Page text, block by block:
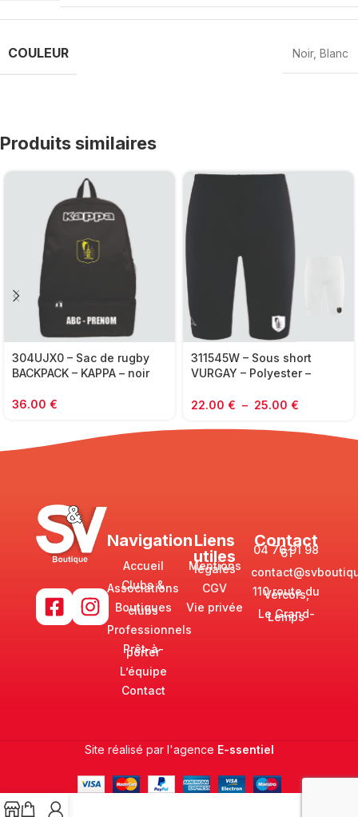
COULEUR Noir, Blanc
Produits similaires
304UJX0 – Sac de rugby
BACKPACK – KAPPA – noir
36.00 €
311545W – Sous short
VURGAY – Polyester –
22.00 € – 25.00 €
Navigation
Accueil
Clubs &
Associations
Boutiques
clubs
Professionnels
Prêt-à-
porter
L’équipe
Contact
Liens
utiles
Mentions
légales
CGV
Vie privée
Contact
04 76 91 98
61
110 route du
Vercors,
Le Grand-
Lemps
Site réalisé par l'agence E-ssentiel